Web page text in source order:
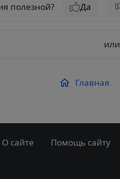
полезной? Да
или
Главная
О сайте Помощь сайту